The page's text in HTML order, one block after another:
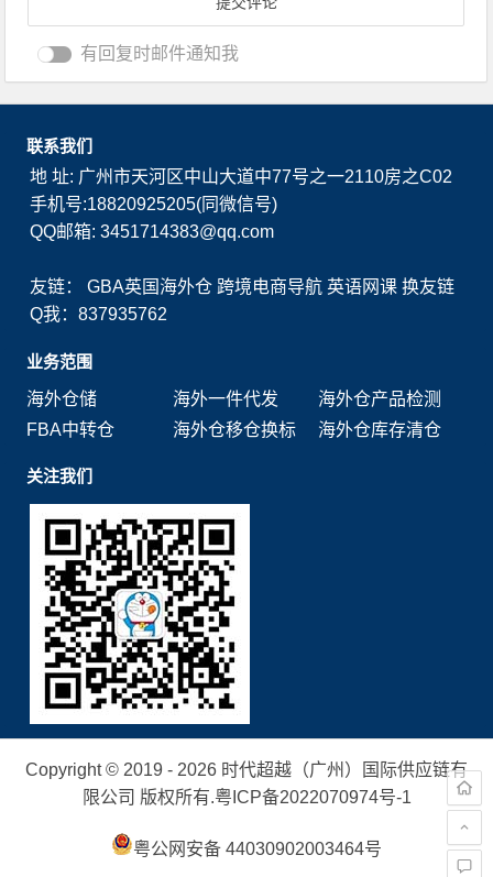
有回复时邮件通知我
联系我们
地 址: 广州市天河区中山大道中77号之一2110房之C02
手机号:18820925205(同微信号)
QQ邮箱: 3451714383@qq.com
友链：GBA英国海外仓 跨境电商导航 英语网课 换友链
Q我：837935762
业务范围
海外仓储
海外一件代发
海外仓产品检测
FBA中转仓
海外仓移仓换标 海外仓库存清仓
关注我们
Copyright © 2019 - 2026 时代超越（广州）国际供应链有
限公司 版权所有.粤ICP备2022070974号-1
粤公网安备 44030902003464号